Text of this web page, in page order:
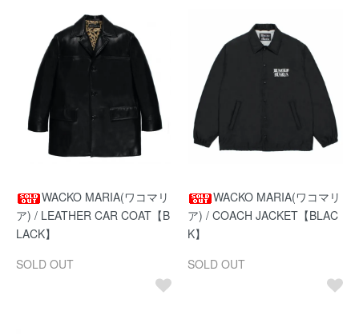
WACKO MARIA(ワコマリ
ア) / LEATHER CAR COAT【B
LACK】
SOLD OUT
WACKO MARIA(ワコマリ
ア) / COACH JACKET【BLAC
K】
SOLD OUT